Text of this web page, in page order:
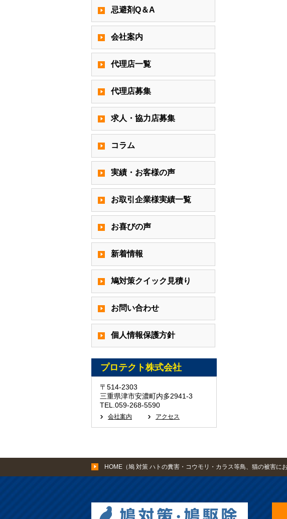
忌避剤Q＆A
会社案内
代理店一覧
代理店募集
求人・協力店募集
コラム
実績・お客様の声
お取引企業様実績一覧
お喜びの声
新着情報
鳩対策クイック見積り
お問い合わせ
個人情報保護方針
プロテクト株式会社
〒514-2303
三重県津市安濃町内多2941-3
TEL.059-268-5590
会社案内 アクセス
HOME（鳩 対策 ハトの糞害・コウモリ・カラス等鳥、猫の被害に